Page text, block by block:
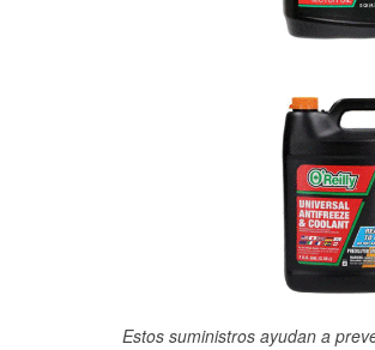
Estos suministros ayudan a